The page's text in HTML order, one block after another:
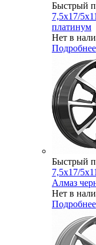
Быстрый
7,5x17/
платинум
Нет в
Подробнее
Быстрый
7,5x17/
Алмаз
Нет в
Подробнее